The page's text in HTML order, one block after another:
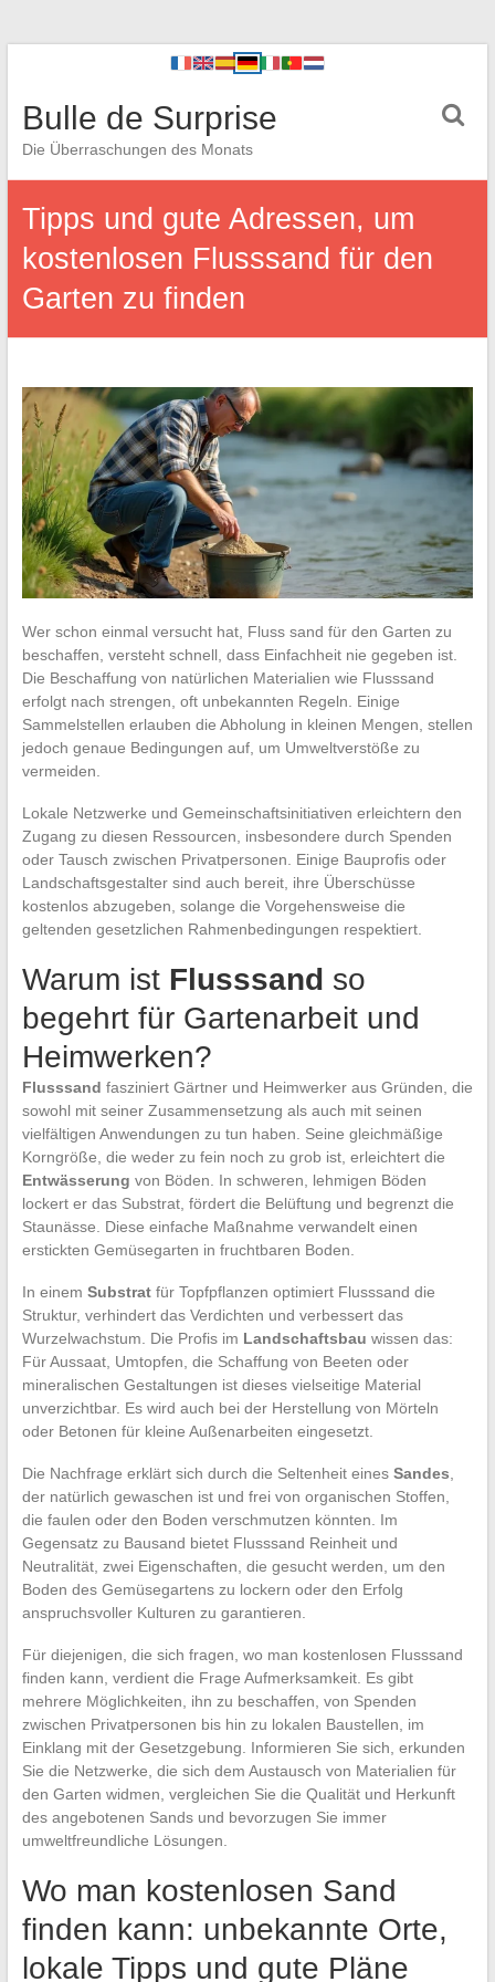
Bulle de Surprise
Die Überraschungen des Monats
Tipps und gute Adressen, um
kostenlosen Flusssand für den
Garten zu finden
Wer schon einmal versucht hat, Fluss sand für den Garten zu
beschaffen, versteht schnell, dass Einfachheit nie gegeben ist.
Die Beschaffung von natürlichen Materialien wie Flusssand
erfolgt nach strengen, oft unbekannten Regeln. Einige
Sammelstellen erlauben die Abholung in kleinen Mengen, stellen
jedoch genaue Bedingungen auf, um Umweltverstöße zu
vermeiden.
Lokale Netzwerke und Gemeinschaftsinitiativen erleichtern den
Zugang zu diesen Ressourcen, insbesondere durch Spenden
oder Tausch zwischen Privatpersonen. Einige Bauprofis oder
Landschaftsgestalter sind auch bereit, ihre Überschüsse
kostenlos abzugeben, solange die Vorgehensweise die
geltenden gesetzlichen Rahmenbedingungen respektiert.
Warum ist Flusssand so
begehrt für Gartenarbeit und
Heimwerken?
Flusssand fasziniert Gärtner und Heimwerker aus Gründen, die
sowohl mit seiner Zusammensetzung als auch mit seinen
vielfältigen Anwendungen zu tun haben. Seine gleichmäßige
Korngröße, die weder zu fein noch zu grob ist, erleichtert die
Entwässerung von Böden. In schweren, lehmigen Böden
lockert er das Substrat, fördert die Belüftung und begrenzt die
Staunässe. Diese einfache Maßnahme verwandelt einen
erstickten Gemüsegarten in fruchtbaren Boden.
In einem Substratfür Topfpflanzen optimiert Flusssand die
Struktur, verhindert das Verdichten und verbessert das
Wurzelwachstum. Die Profis im Landschaftsbau wissen das:
Für Aussaat, Umtopfen, die Schaffung von Beeten oder
mineralischen Gestaltungen ist dieses vielseitige Material
unverzichtbar. Es wird auch bei der Herstellung von Mörteln
oder Betonen für kleine Außenarbeiten eingesetzt.
Die Nachfrage erklärt sich durch die Seltenheit eines Sandes
der natürlich gewaschen ist und frei von organischen Stoffen,
die faulen oder den Boden verschmutzen könnten. Im
Gegensatz zu Bausand bietet Flusssand Reinheit und
Neutralität, zwei Eigenschaften, die gesucht werden, um den
Boden des Gemüsegartens zu lockern oder den Erfolg
anspruchsvoller Kulturen zu garantieren.
Für diejenigen, die sich fragen, wo man kostenlosen Flusssand
finden kann, verdient die Frage Aufmerksamkeit. Es gibt
mehrere Möglichkeiten, ihn zu beschaffen, von Spenden
zwischen Privatpersonen bis hin zu lokalen Baustellen, im
Einklang mit der Gesetzgebung. Informieren Sie sich, erkunden
Sie die Netzwerke, die sich dem Austausch von Materialien für
den Garten widmen, vergleichen Sie die Qualität und Herkunft
des angebotenen Sands und bevorzugen Sie immer
umweltfreundliche Lösungen.
Wo man kostenlosen Sand
finden kann: unbekannte Orte,
lokale Tipps und gute Pläne